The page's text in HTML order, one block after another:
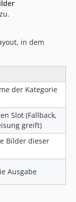
in dem
der Kategorie
Slot (Fallback,
greift)
Bilder dieser
Ausgabe